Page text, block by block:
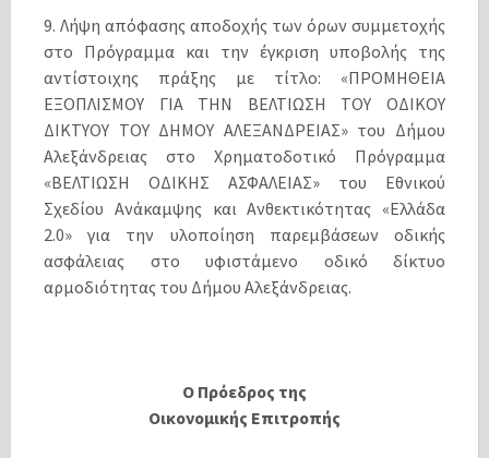
9. Λήψη απόφασης αποδοχής των όρων συμμετοχής
στο Πρόγραμμα και την έγκριση υποβολής της
αντίστοιχης πράξης με τίτλο: «ΠΡΟΜΗΘΕΙΑ
ΕΞΟΠΛΙΣΜΟΥ ΓΙΑ ΤΗΝ ΒΕΛΤΙΩΣΗ ΤΟΥ ΟΔΙΚΟΥ
ΔΙΚΤΥΟΥ ΤΟΥ ΔΗΜΟΥ ΑΛΕΞΑΝΔΡΕΙΑΣ» του Δήμου
Αλεξάνδρειας στο Χρηματοδοτικό Πρόγραμμα
«ΒΕΛΤΙΩΣΗ ΟΔΙΚΗΣ ΑΣΦΑΛΕΙΑΣ» του Εθνικού
Σχεδίου Ανάκαμψης και Ανθεκτικότητας «Ελλάδα
2.0» για την υλοποίηση παρεμβάσεων οδικής
ασφάλειας στο υφιστάμενο οδικό δίκτυο
αρμοδιότητας του Δήμου Αλεξάνδρειας.
Ο Πρόεδρος της
Οικονομικής Επιτροπής